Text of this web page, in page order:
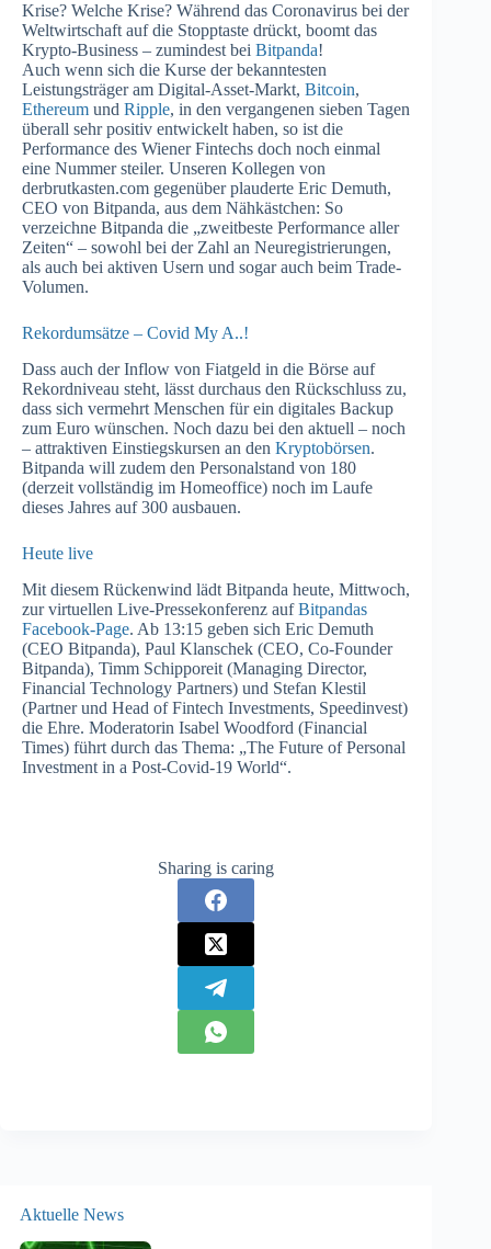
Krise? Welche Krise? Während das Coronavirus bei der
Weltwirtschaft auf die Stopptaste drückt, boomt das
Krypto-Business – zumindest bei Bitpanda!
Auch wenn sich die Kurse der bekanntesten
Leistungsträger am Digital-Asset-Markt, Bitcoin,
Ethereum und Ripple, in den vergangenen sieben Tagen
überall sehr positiv entwickelt haben, so ist die
Performance des Wiener Fintechs doch noch einmal
eine Nummer steiler. Unseren Kollegen von
derbrutkasten.com gegenüber plauderte Eric Demuth,
CEO von Bitpanda, aus dem Nähkästchen: So
verzeichne Bitpanda die „zweitbeste Performance aller
Zeiten“ – sowohl bei der Zahl an Neuregistrierungen,
als auch bei aktiven Usern und sogar auch beim Trade-
Volumen.
Rekordumsätze – Covid My A..!
Dass auch der Inflow von Fiatgeld in die Börse auf
Rekordniveau steht, lässt durchaus den Rückschluss zu,
dass sich vermehrt Menschen für ein digitales Backup
zum Euro wünschen. Noch dazu bei den aktuell – noch
– attraktiven Einstiegskursen an den Kryptobörsen.
Bitpanda will zudem den Personalstand von 180
(derzeit vollständig im Homeoffice) noch im Laufe
dieses Jahres auf 300 ausbauen.
Heute live
Mit diesem Rückenwind lädt Bitpanda heute, Mittwoch,
zur virtuellen Live-Pressekonferenz aufBitpandas
Facebook-Page. Ab 13:15 geben sich Eric Demuth
(CEO Bitpanda), Paul Klanschek (CEO, Co-Founder
Bitpanda), Timm Schipporeit (Managing Director,
Financial Technology Partners) und Stefan Klestil
(Partner und Head of Fintech Investments, Speedinvest)
die Ehre. Moderatorin Isabel Woodford (Financial
Times) führt durch das Thema: „The Future of Personal
Investment in a Post-Covid-19 World“.
Sharing is caring
Aktuelle News